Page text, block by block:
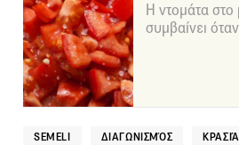
Η ντομάτα στο
συμβαίνει
SEMELI ΔΙΑΓΩΝΙΣΜΌΣ ΚΡΑΣΙΆ